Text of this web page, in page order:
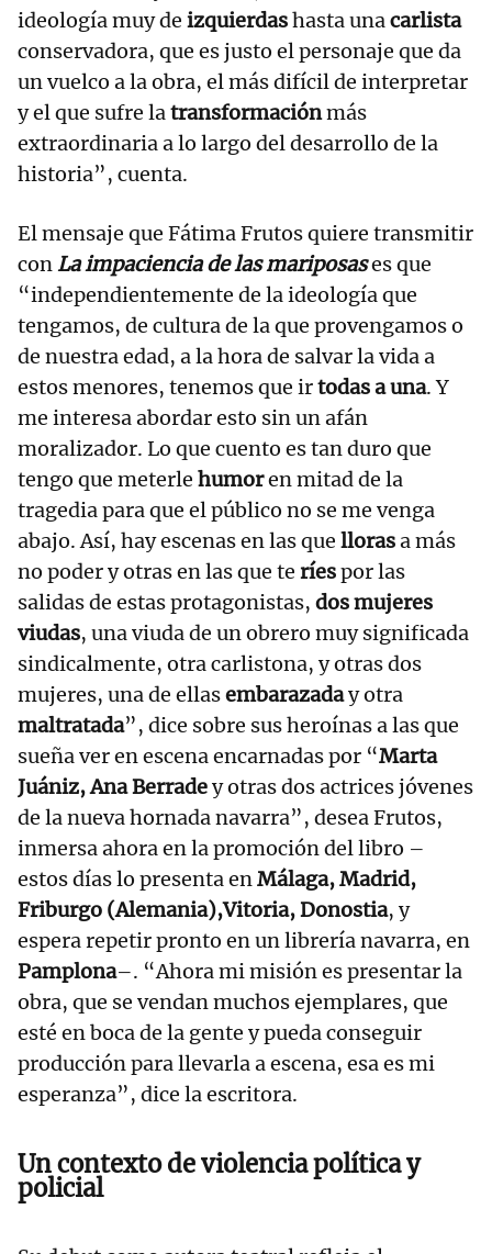
ideología muy de izquierdashasta unacarlista
conservadora, que es justo el personaje que da
un vuelco a la obra, el más difícil de interpretar
y el que sufre latransformaciónmás
extraordinaria a lo largo del desarrollo de la
historia”, cuenta.
El mensaje que Fátima Frutos quiere transmitir
conLa impaciencia de las mariposases que
“independientemente de la ideología que
tengamos, de cultura de la que provengamos o
de nuestra edad, a la hora de salvar la vida a
estos menores, tenemos que irtodas a una. Y
me interesa abordar esto sin un afán
moralizador. Lo que cuento es tan duro que
tengo que meterle humoren mitad de la
tragedia para que el público no se me venga
abajo. Así, hay escenas en las que llorasa más
no poder y otras en las que te ríespor las
salidas de estas protagonistas, dos mujeres
viudas, una viuda de un obrero muy significada
sindicalmente, otra carlistona, y otras dos
mujeres, una de ellasembarazaday otra
maltratada”, dice sobre sus heroínas a las que
sueña ver en escena encarnadas por “Marta
Juániz, Ana Berradey otras dos actrices jóvenes
de la nueva hornada navarra”, desea Frutos,
inmersa ahora en la promoción del libro –
estos días lo presenta enMálaga, Madrid,
Friburgo (Alemania),Vitoria, Donostia, y
espera repetir pronto en un librería navarra, en
Pamplona–. “Ahora mi misión es presentar la
obra, que se vendan muchos ejemplares, que
esté en boca de la gente y pueda conseguir
producción para llevarla a escena, esa es mi
esperanza”, dice la escritora.
Un contexto de violencia política y
policial